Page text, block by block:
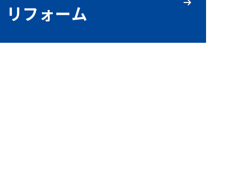
リフォーム